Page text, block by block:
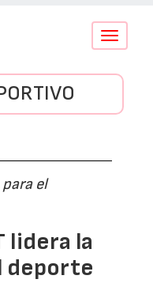
Conmutar
el
lidera la
deporte